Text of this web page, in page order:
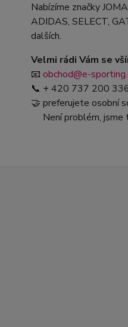
Nabízíme značky
ADIDAS, SELECT,
dalších.
Velmi rádi Vám se
📧 obchod@e-
📞 + 420 737 200 336
🤝 preferujete osobní
Není problém, jsme